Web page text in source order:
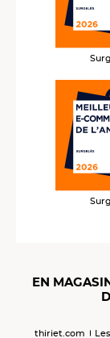
EN
thiriet.com